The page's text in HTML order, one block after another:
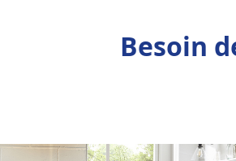
Besoin